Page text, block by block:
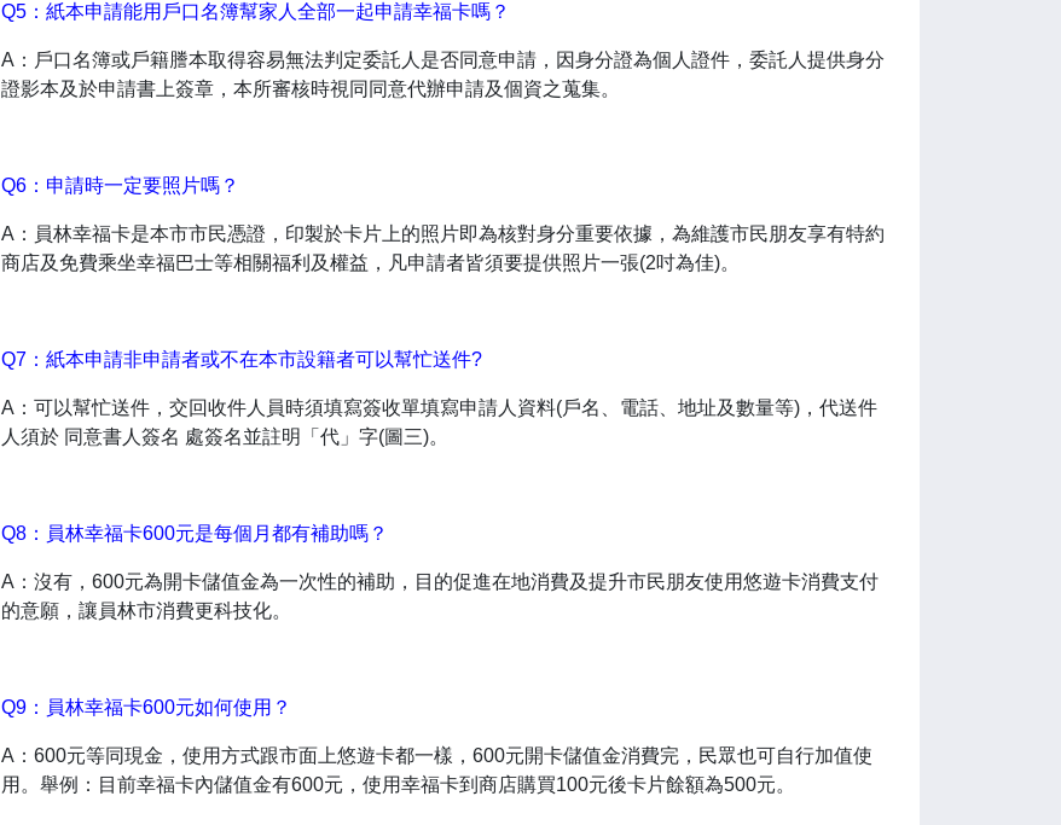
Q5：紙本申請能用戶口名簿幫家人全部一起申請幸福卡嗎？
A：戶口名簿或戶籍謄本取得容易無法判定委託人是否同意申請，因身分證為個人證件，委託人提供身分
證影本及於申請書上簽章，本所審核時視同同意代辦申請及個資之蒐集。
Q6：申請時一定要照片嗎？
A：員林幸福卡是本市市民憑證，印製於卡片上的照片即為核對身分重要依據，為維護市民朋友享有特約
商店及免費乘坐幸福巴士等相關福利及權益，凡申請者皆須要提供照片一張(2吋為佳)。
Q7：紙本申請非申請者或不在本市設籍者可以幫忙送件?
A：可以幫忙送件，交回收件人員時須填寫簽收單填寫申請人資料(戶名、電話、地址及數量等)，代送件
人須於 同意書人簽名 處簽名並註明「代」字(圖三)。
Q8：員林幸福卡600元是每個月都有補助嗎？
A：沒有，600元為開卡儲值金為一次性的補助，目的促進在地消費及提升市民朋友使用悠遊卡消費支付
的意願，讓員林市消費更科技化。
Q9：員林幸福卡600元如何使用？
A：600元等同現金，使用方式跟市面上悠遊卡都一樣，600元開卡儲值金消費完，民眾也可自行加值使
用。舉例：目前幸福卡內儲值金有600元，使用幸福卡到商店購買100元後卡片餘額為500元。